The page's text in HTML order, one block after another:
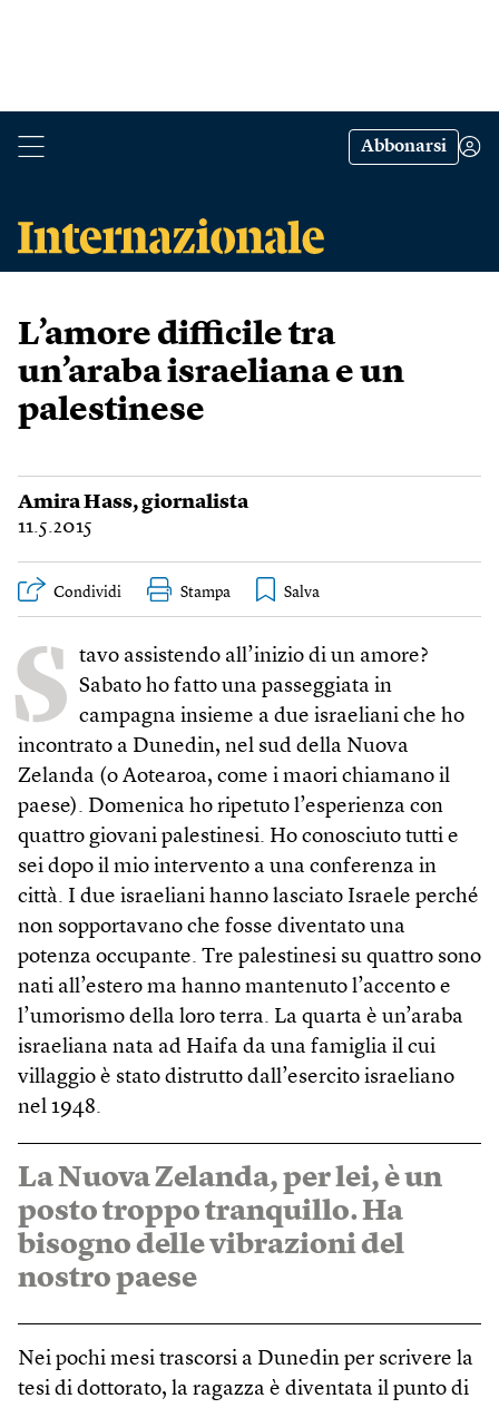
Abbonarsi
L’amore difficile tra
un’araba israeliana e un
palestinese
Amira Hass, giornalista
11.5.2015
Condividi Stampa
S tavo assistendo all’inizio di un amore?
Sabato ho fatto una passeggiata in
campagna insieme a due israeliani che ho
incontrato a Dunedin, nel sud della Nuova
Zelanda (o Aotearoa, come i maori chiamano il
paese). Domenica ho ripetuto l’esperienza con
quattro giovani palestinesi. Ho conosciuto tutti e
sei dopo il mio intervento a una conferenza in
città. I due israeliani hanno lasciato Israele perché
non sopportavano che fosse diventato una
potenza occupante. Tre palestinesi su quattro sono
nati all’estero ma hanno mantenuto l’accento e
l’umorismo della loro terra. La quarta è un’araba
israeliana nata ad Haifa da una famiglia il cui
villaggio è stato distrutto dall’esercito israeliano
nel 1948.
La Nuova Zelanda, per lei, è un
posto troppo tranquillo. Ha
bisogno delle vibrazioni del
nostro paese
Nei pochi mesi trascorsi a Dunedin per scrivere la
tesi di dottorato, la ragazza è diventata il punto di